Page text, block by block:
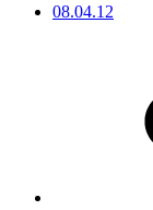
08.04.12